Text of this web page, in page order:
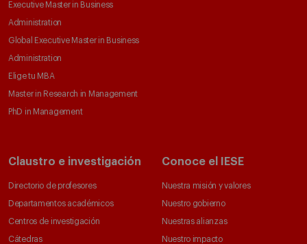
Executive Master in Business
Administration
Global Executive Master in Business
Administration
Elige tu MBA
Master in Research in Management
PhD in Management
Claustro e investigación
Directorio de profesores
Departamentos académicos
Centros de investigación
Cátedras
Conoce el IESE
Nuestra misión y valores
Nuestro gobierno
Nuestras alianzas
Nuestro impacto